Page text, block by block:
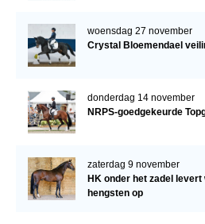
woensdag 27 november
Crystal Bloemendael
donderdag 14 november
NRPS-goedgekeurde
zaterdag 9 november
HK onder het zadel levert
hengsten op